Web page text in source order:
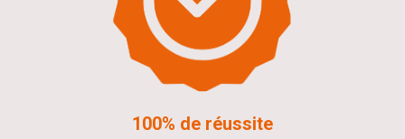
100% de réussite